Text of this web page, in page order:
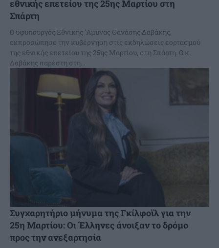
εθνικής επετείου της 25ης Μαρτίου στη
Σπάρτη
Ο υφυπουργός Εθνικής 'Αμυνας Θανάσης Δαβάκης,
εκπροσώπησε την κυβέρνηση στις εκδηλώσεις εορτασμού
της εθνικής επετείου της 25ης Μαρτίου, στη Σπάρτη. Ο κ.
Δαβάκης παρέστη στη...
Συγχαρητήριο μήνυμα της Γκίλφοϊλ για την
25η Μαρτίου: Οι Έλληνες άνοιξαν το δρόμο
προς την ανεξαρτησία